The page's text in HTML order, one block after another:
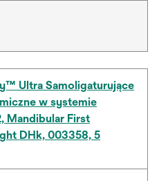
Ultra Samoligaturujące
w systemie
Mandibular First
DHk, 003358, 5